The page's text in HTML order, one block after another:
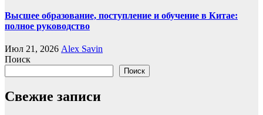
Высшее образование, поступление и обучение в Китае:
полное руководство
Июл 21, 2026 Alex Savin
Поиск
Поиск
Свежие записи